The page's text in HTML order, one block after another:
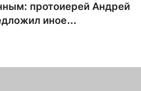
протоиерей Андрей
иное